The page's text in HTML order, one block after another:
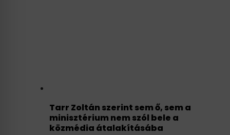
Tarr Zoltán szerint sem ő, sem a
minisztérium nem szól bele a
közmédia átalakításába